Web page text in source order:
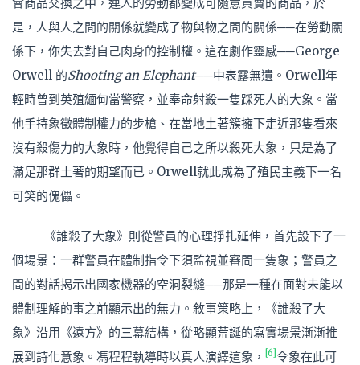
是，人與人之間的關係就變成了物與物之間的關係──在勞動關
係下，你失去對自己肉身的控制權。這在劇作靈感──George
Orwell 的Shooting an Elephant──中表露無遺。Orwell年
輕時曾到英殖緬甸當警察，並奉命射殺一隻踩死人的大象。當
他手持象徵體制權力的步槍、在當地土著簇擁下走近那隻看來
沒有殺傷力的大象時，他覺得自己之所以殺死大象，只是為了
滿足那群土著的期望而已。Orwell就此成為了殖民主義下一名
可笑的傀儡。
《誰殺了大象》則從警員的心理掙扎延伸，首先設下了一
個場景：一群警員在體制指令下須監視並審問一隻象；警員之
間的對話揭示出國家機器的空洞裂縫──那是一種在面對未能以
體制理解的事之前顯示出的無力。敘事策略上，《誰殺了大
象》沿用《遠方》的三幕結構，從略顯荒誕的寫實場景漸漸推
展到詩化意象。馮程程執導時以真人演繹這象，
[6] 令象在此可